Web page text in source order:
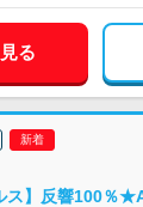
る
ス】反響100％